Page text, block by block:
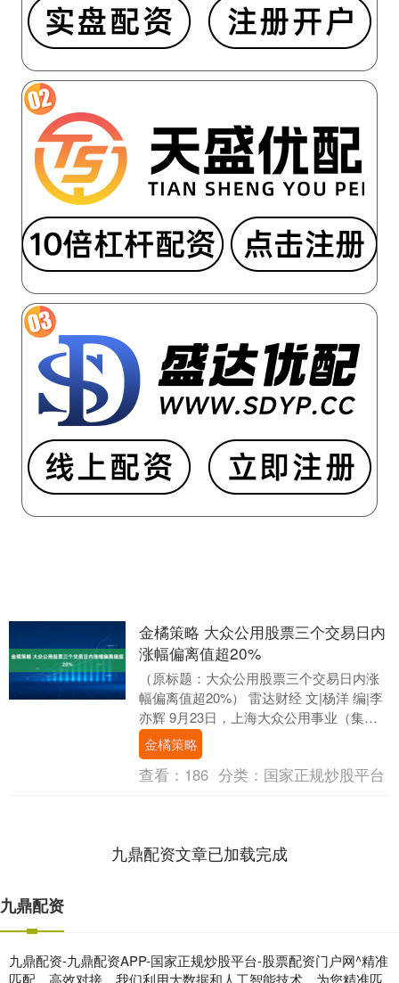
金橘策略 大众公用股票三个交易日内
涨幅偏离值超20%
（原标题：大众公用股票三个交易日内涨
幅偏离值超20%） 雷达财经 文|杨洋 编|李
亦辉 9月23日，上海大众公用事业（集
团）股份有限公司（证券代码：600635....
金橘策略
查看： 186 分类： 国家正规炒股平台
九鼎配资文章已加载完成
九鼎配资
九鼎配资-九鼎配资APP-国家正规炒股平台-股票配资门户网^精准
匹配，高效对接。我们利用大数据和人工智能技术，为您精准匹